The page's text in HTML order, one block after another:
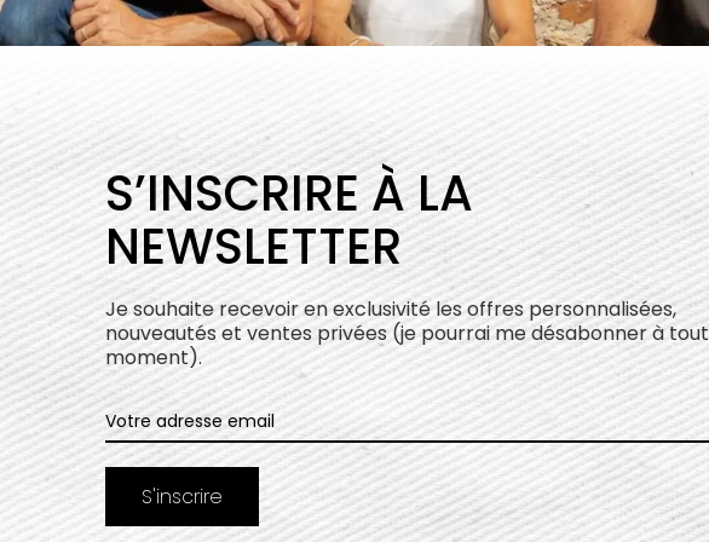
S’INSCRIRE À LA
NEWSLETTER
Je souhaite recevoir en exclusivité les offres personnalisées,
nouveautés et ventes privées (je pourrai me désabonner à tout
moment).